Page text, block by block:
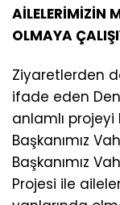
AİLELERİMİZİN
OLMAYA
Ziyaretlerden
ifade eden
anlamlı
Başkanımız
Başkanımız
Projesi ile